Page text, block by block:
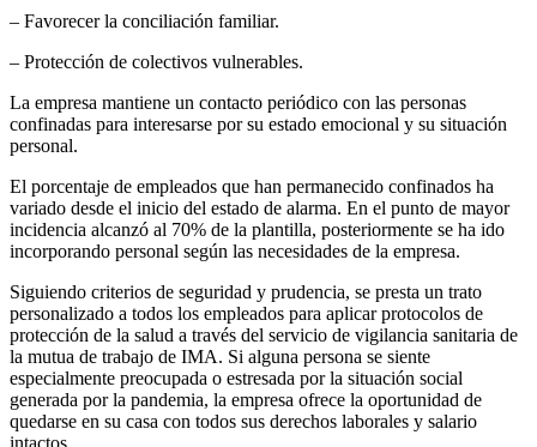
– Favorecer la conciliación familiar.
– Protección de colectivos vulnerables.
La empresa mantiene un contacto periódico con las personas
confinadas para interesarse por su estado emocional y su situación
personal.
El porcentaje de empleados que han permanecido confinados ha
variado desde el inicio del estado de alarma. En el punto de mayor
incidencia alcanzó al 70% de la plantilla, posteriormente se ha ido
incorporando personal según las necesidades de la empresa.
Siguiendo criterios de seguridad y prudencia, se presta un trato
personalizado a todos los empleados para aplicar protocolos de
protección de la salud a través del servicio de vigilancia sanitaria de
la mutua de trabajo de IMA. Si alguna persona se siente
especialmente preocupada o estresada por la situación social
generada por la pandemia, la empresa ofrece la oportunidad de
quedarse en su casa con todos sus derechos laborales y salario
intactos.